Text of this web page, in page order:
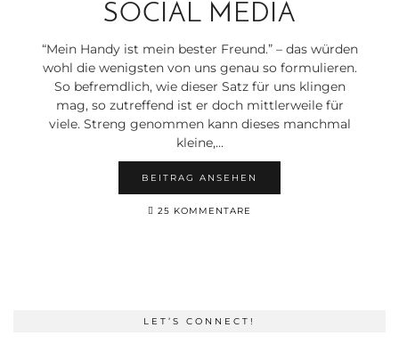
SOCIAL MEDIA
“Mein Handy ist mein bester Freund.” – das würden
wohl die wenigsten von uns genau so formulieren.
So befremdlich, wie dieser Satz für uns klingen
mag, so zutreffend ist er doch mittlerweile für
viele. Streng genommen kann dieses manchmal
kleine,…
BEITRAG ANSEHEN
25 KOMMENTARE
LET’S CONNECT!